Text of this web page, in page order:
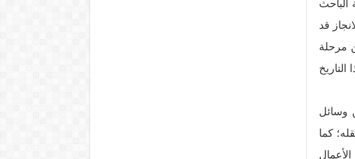
الباحث
قد
مرحلة
وسائل
كما